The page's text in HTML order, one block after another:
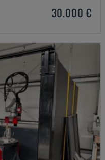
30.000 €